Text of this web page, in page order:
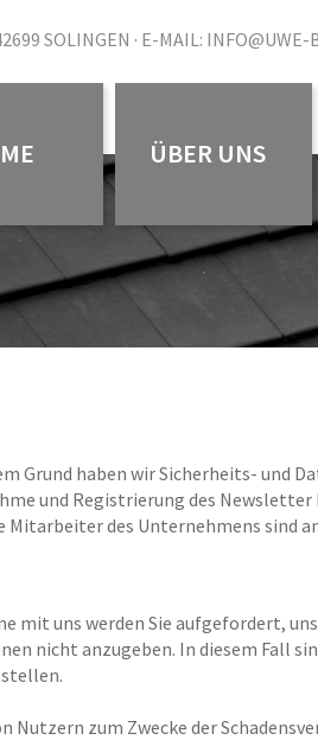
SOLINGEN · E-MAIL: INFO@UWE-
ÜBER UNS
Grund haben wir Sicherheits-
und Registrierung des
des Unternehmens sind
mit uns werden Sie aufgefordert,
nicht anzugeben. In diesem Fall
Nutzern zum Zwecke der